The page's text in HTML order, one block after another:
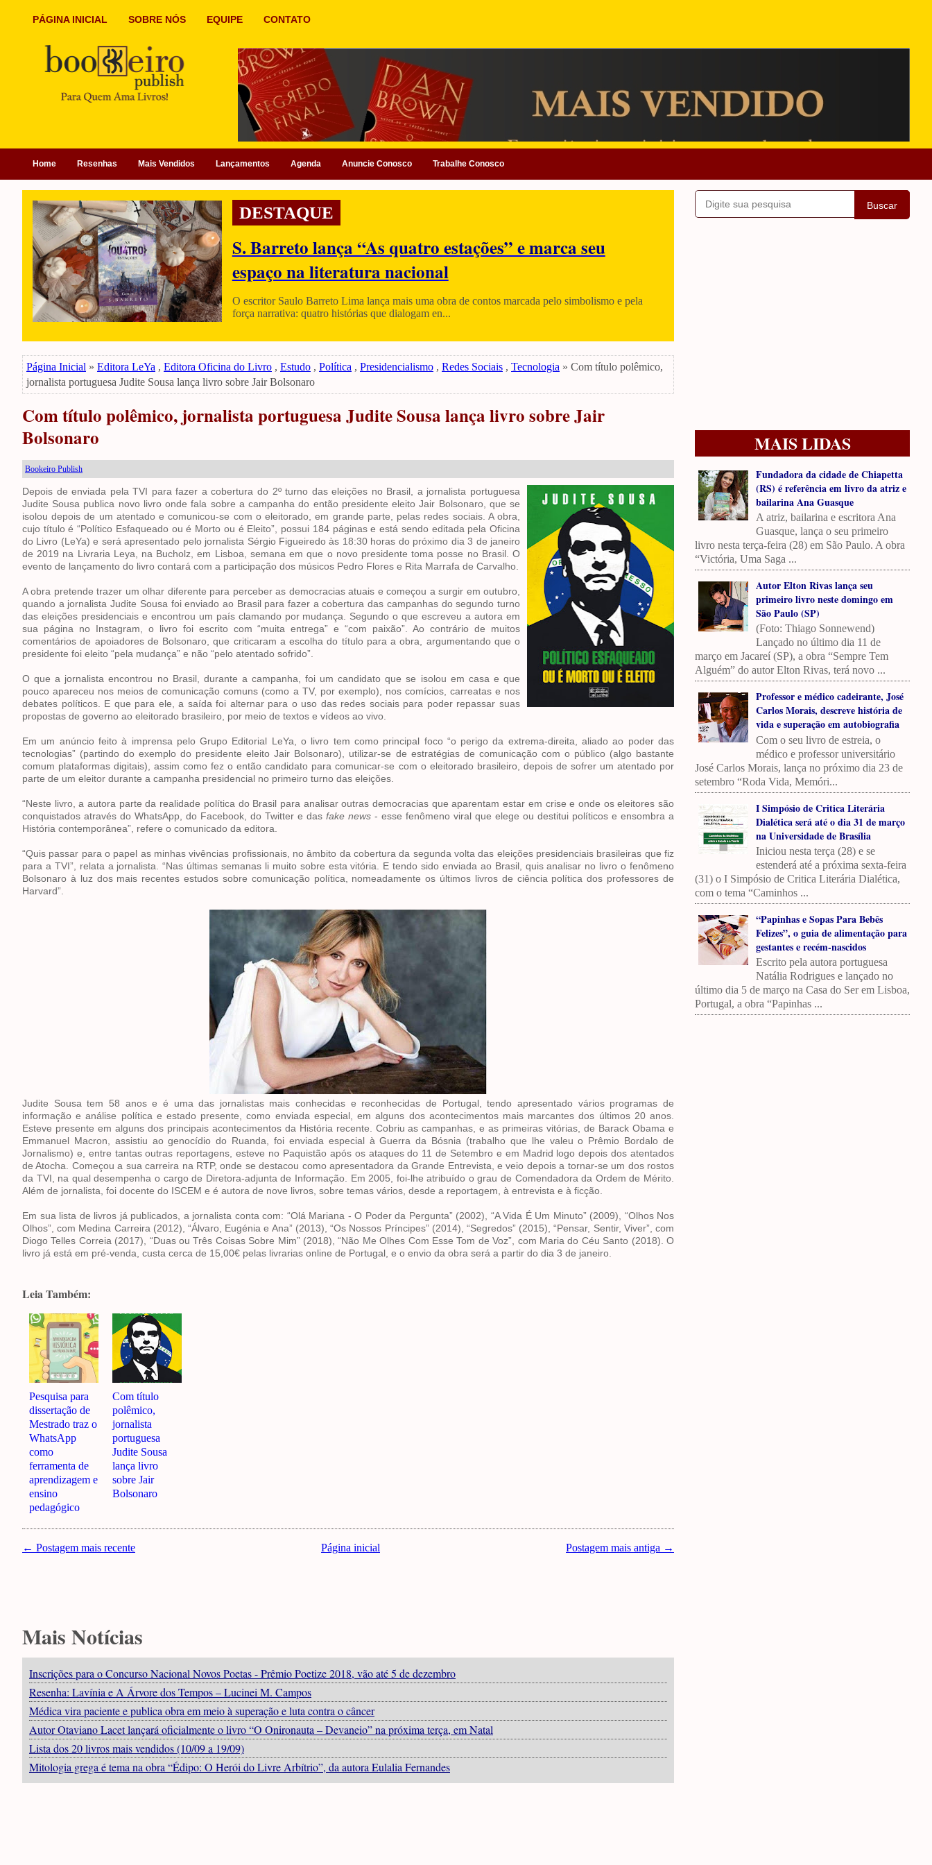
PÁGINA INICIAL SOBRE NÓS EQUIPE CONTATO
Home Resenhas Mais Vendidos Lançamentos Agenda Anuncie Conosco Trabalhe Conosco
DESTAQUE
S. Barreto lança “As quatro estações” e marca seu
espaço na literatura nacional
O escritor Saulo Barreto Lima lança mais uma obra de contos marcada pelo simbolismo e pela
força narrativa: quatro histórias que dialogam en...
Página Inicial » Editora LeYa , Editora Oficina do Livro , Estudo , Política , Presidencialismo , Redes Sociais , Tecnologia » Com título polêmico,
jornalista portuguesa Judite Sousa lança livro sobre Jair Bolsonaro
Com título polêmico, jornalista portuguesa Judite Sousa lança livro sobre Jair
Bolsonaro
Bookeiro Publish
Depois de enviada pela TVI para fazer a cobertura do 2º turno das eleições no Brasil, a jornalista portuguesa
Judite Sousa publica novo livro onde fala sobre a campanha do então presidente eleito Jair Bolsonaro, que se
isolou depois de um atentado e comunicou-se com o eleitorado, em grande parte, pelas redes sociais. A obra,
cujo título é “Político Esfaqueado ou é Morto ou é Eleito”, possui 184 páginas e está sendo editada pela Oficina
do Livro (LeYa) e será apresentado pelo jornalista Sérgio Figueiredo às 18:30 horas do próximo dia 3 de janeiro
de 2019 na Livraria Leya, na Bucholz, em Lisboa, semana em que o novo presidente toma posse no Brasil. O
evento de lançamento do livro contará com a participação dos músicos Pedro Flores e Rita Marrafa de Carvalho.
A obra pretende trazer um olhar diferente para perceber as democracias atuais e começou a surgir em outubro,
quando a jornalista Judite Sousa foi enviado ao Brasil para fazer a cobertura das campanhas do segundo turno
das eleições presidenciais e encontrou um país clamando por mudança. Segundo o que escreveu a autora em
sua página no Instagram, o livro foi escrito com “muita entrega” e “com paixão”. Ao contrário de muitos
comentários de apoiadores de Bolsonaro, que criticaram a escolha do título para a obra, argumentando que o
presidente foi eleito “pela mudança” e não “pelo atentado sofrido”.
O que a jornalista encontrou no Brasil, durante a campanha, foi um candidato que se isolou em casa e que
pouco apareceu nos meios de comunicação comuns (como a TV, por exemplo), nos comícios, carreatas e nos
debates políticos. E que para ele, a saída foi alternar para o uso das redes sociais para poder repassar suas
propostas de governo ao eleitorado brasileiro, por meio de textos e vídeos ao vivo.
Em um anúncio feito à imprensa pelo Grupo Editorial LeYa, o livro tem como principal foco “o perigo da extrema-direita, aliado ao poder das
tecnologias” (partindo do exemplo do presidente eleito Jair Bolsonaro), utilizar-se de estratégias de comunicação com o público (algo bastante
comum plataformas digitais), assim como fez o então candidato para comunicar-se com o eleitorado brasileiro, depois de sofrer um atentado por
parte de um eleitor durante a campanha presidencial no primeiro turno das eleições.
“Neste livro, a autora parte da realidade política do Brasil para analisar outras democracias que aparentam estar em crise e onde os eleitores são
conquistados através do WhatsApp, do Facebook, do Twitter e das fake news - esse fenômeno viral que elege ou destitui políticos e ensombra a
História contemporânea”, refere o comunicado da editora.
“Quis passar para o papel as minhas vivências profissionais, no âmbito da cobertura da segunda volta das eleições presidenciais brasileiras que fiz
para a TVI”, relata a jornalista. “Nas últimas semanas li muito sobre esta vitória. E tendo sido enviada ao Brasil, quis analisar no livro o fenômeno
Bolsonaro à luz dos mais recentes estudos sobre comunicação política, nomeadamente os últimos livros de ciência política dos professores de
Harvard”.
Judite Sousa tem 58 anos e é uma das jornalistas mais conhecidas e reconhecidas de Portugal, tendo apresentado vários programas de
informação e análise política e estado presente, como enviada especial, em alguns dos acontecimentos mais marcantes dos últimos 20 anos.
Esteve presente em alguns dos principais acontecimentos da História recente. Cobriu as campanhas, e as primeiras vitórias, de Barack Obama e
Emmanuel Macron, assistiu ao genocídio do Ruanda, foi enviada especial à Guerra da Bósnia (trabalho que lhe valeu o Prêmio Bordalo de
Jornalismo) e, entre tantas outras reportagens, esteve no Paquistão após os ataques do 11 de Setembro e em Madrid logo depois dos atentados
de Atocha. Começou a sua carreira na RTP, onde se destacou como apresentadora da Grande Entrevista, e veio depois a tornar-se um dos rostos
da TVI, na qual desempenha o cargo de Diretora-adjunta de Informação. Em 2005, foi-lhe atribuído o grau de Comendadora da Ordem de Mérito.
Além de jornalista, foi docente do ISCEM e é autora de nove livros, sobre temas vários, desde a reportagem, à entrevista e à ficção.
Em sua lista de livros já publicados, a jornalista conta com: “Olá Mariana - O Poder da Pergunta” (2002), “A Vida É Um Minuto” (2009), “Olhos Nos
Olhos”, com Medina Carreira (2012), “Álvaro, Eugénia e Ana” (2013), “Os Nossos Príncipes” (2014), “Segredos” (2015), “Pensar, Sentir, Viver”, com
Diogo Telles Correia (2017), “Duas ou Três Coisas Sobre Mim” (2018), “Não Me Olhes Com Esse Tom de Voz”, com Maria do Céu Santo (2018). O
livro já está em pré-venda, custa cerca de 15,00€ pelas livrarias online de Portugal, e o envio da obra será a partir do dia 3 de janeiro.
Leia Também:
Pesquisa para
dissertação de
Mestrado traz o
WhatsApp
como
ferramenta de
aprendizagem e
ensino
pedagógico
Com título
polêmico,
jornalista
portuguesa
Judite Sousa
lança livro
sobre Jair
Bolsonaro
← Postagem mais recente Postagem mais antiga →
Página inicial
Mais Notícias
Inscrições para o Concurso Nacional Novos Poetas - Prêmio Poetize 2018, vão até 5 de dezembro
Resenha: Lavínia e A Árvore dos Tempos – Lucinei M. Campos
Médica vira paciente e publica obra em meio à superação e luta contra o câncer
Autor Otaviano Lacet lançará oficialmente o livro “O Onironauta – Devaneio” na próxima terça, em Natal
Lista dos 20 livros mais vendidos (10/09 a 19/09)
Mitologia grega é tema na obra “Édipo: O Herói do Livre Arbítrio”, da autora Eulalia Fernandes
Buscar
MAIS LIDAS
Fundadora da cidade de Chiapetta
(RS) é referência em livro da atriz e
bailarina Ana Guasque
A atriz, bailarina e escritora Ana
Guasque, lança o seu primeiro
livro nesta terça-feira (28) em São Paulo. A obra
“Victória, Uma Saga ...
Autor Elton Rivas lança seu
primeiro livro neste domingo em
São Paulo (SP)
(Foto: Thiago Sonnewend)
Lançado no último dia 11 de
março em Jacareí (SP), a obra “Sempre Tem
Alguém” do autor Elton Rivas, terá novo ...
Professor e médico cadeirante, José
Carlos Morais, descreve história de
vida e superação em autobiografia
Com o seu livro de estreia, o
médico e professor universitário
José Carlos Morais, lança no próximo dia 23 de
setembro “Roda Vida, Memóri...
I Simpósio de Critica Literária
Dialética será até o dia 31 de março
na Universidade de Brasília
Iniciou nesta terça (28) e se
estenderá até a próxima sexta-feira
(31) o I Simpósio de Critica Literária Dialética,
com o tema “Caminhos ...
“Papinhas e Sopas Para Bebês
Felizes”, o guia de alimentação para
gestantes e recém-nascidos
Escrito pela autora portuguesa
Natália Rodrigues e lançado no
último dia 5 de março na Casa do Ser em Lisboa,
Portugal, a obra “Papinhas ...